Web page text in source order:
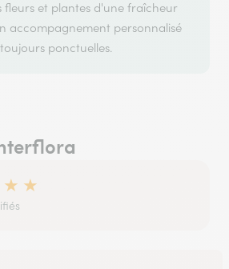
fleurs et plantes d'une fraîcheur
accompagnement personnalisé
ponctuelles.
★ ★